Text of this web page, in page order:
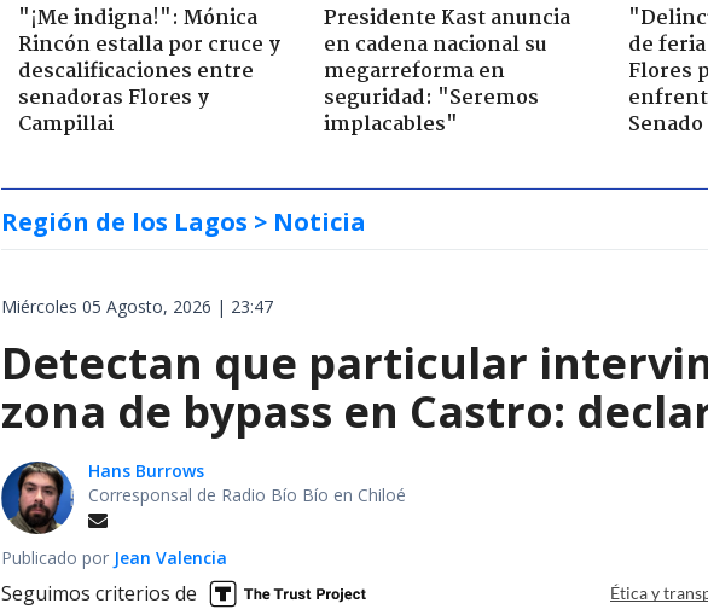
"¡Me indigna!": Mónica
Rincón estalla por cruce y
descalificaciones entre
senadoras Flores y
Campillai
Presidente Kast anuncia
en cadena nacional su
megarreforma en
seguridad: "Seremos
implacables"
de
Flores
Senado
Región de los Lagos > Noticia
Miércoles 05 Agosto, 2026 | 23:47
Detectan que particular
zona de bypass en Castro:
Hans Burrows
Corresponsal de Radio Bío Bío en Chiloé
Publicado por Jean Valencia
Seguimos criterios de Ética y